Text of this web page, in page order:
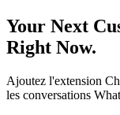
Your Next
Right Now.
Ajoutez l'extension
les conversations